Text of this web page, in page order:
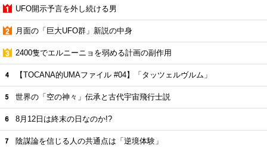
UFO開示予言を外し続ける男
月面の「巨大UFO群」新説の中身
2400隻でエルニーニョを弱める計画の副作用
【TOCANA的UMAファイル #04】「タッツェルヴルム」
世界の「空の神々」伝承と古代宇宙飛行士説
8月12日は終末の日なのか!?
陰謀論を信じる人の共通点は「逆境体験」